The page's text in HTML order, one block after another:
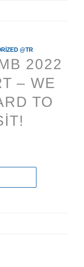
@TR
2022
– WE
TO